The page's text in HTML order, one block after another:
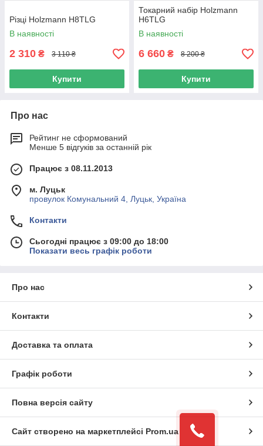
Різці Holzmann H8TLG
В наявності
2 310 ₴ 3 110 ₴
Купити
Токарний набір Holzmann
H6TLG
В наявності
6 660 ₴ 8 200 ₴
Купити
Про нас
Рейтинг не сформований
Менше 5 відгуків за останній рік
Працює з 08.11.2013
м. Луцьк
провулок Комунальний 4, Луцьк, Україна
Контакти
Сьогодні працює з 09:00 до 18:00
Показати весь графік роботи
Про нас
Контакти
Доставка та оплата
Графік роботи
Повна версія сайту
Сайт створено на маркетплейсі Prom.ua